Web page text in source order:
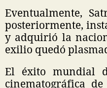
Eventualmente,
posteriormente,
y adquirió la
exilio quedó
El éxito mundial
cinematográfica